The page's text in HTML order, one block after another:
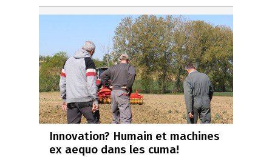
Innovation? Humain et machines
ex aequo dans les cuma!